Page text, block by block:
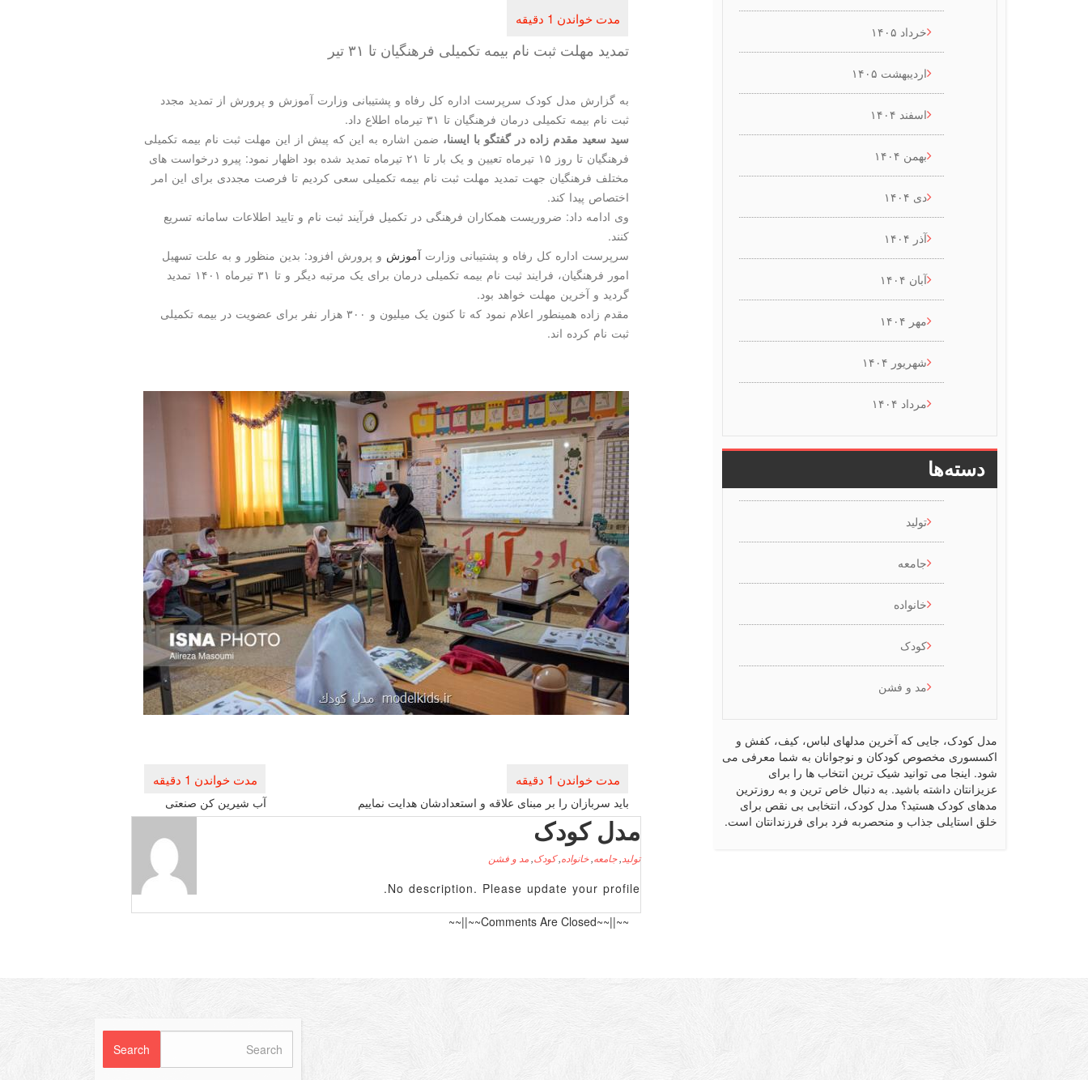
تمدید مهلت ثبت نام بیمه تکمیلی فرهنگیان تا ۳۱ تیر
به گزارش مدل کودک سرپرست اداره کل رفاه و پشتیبانی وزارت آموزش و پرورش از تمدید مجدد
ثبت نام بیمه تکمیلی درمان فرهنگیان تا ۳۱ تیرماه اطلاع داد.
سید سعید مقدم زاده در گفتگو با ایسنا، ضمن اشاره به این که پیش از این مهلت ثبت نام بیمه تکمیلی
فرهنگیان تا روز ۱۵ تیرماه تعیین و یک بار تا ۲۱ تیرماه تمدید شده بود اظهار نمود: پیرو درخواست های
مختلف فرهنگیان جهت تمدید مهلت ثبت نام بیمه تکمیلی سعی کردیم تا فرصت مجددی برای این امر
اختصاص پیدا کند.
وی ادامه داد: ضروریست همکاران فرهنگی در تکمیل فرآیند ثبت نام و تایید اطلاعات سامانه تسریع
کنند.
سرپرست اداره کل رفاه و پشتیبانی وزارتآموزش و پرورش افزود: بدین منظور و به علت تسهیل
امور فرهنگیان، فرایند ثبت نام بیمه تکمیلی درمان برای یک مرتبه دیگر و تا ۳۱ تیرماه ۱۴۰۱ تمدید
گردید و آخرین مهلت خواهد بود.
مقدم زاده همینطور اعلام نمود که تا کنون یک میلیون و ۳۰۰ هزار نفر برای عضویت در بیمه تکمیلی
ثبت نام کرده اند.
راهبری
نوشته آب شیرین کن صنعتی باید سربازان را بر مبنای علاقه و استعدادشان هدایت نماییم
مدل کودک
تولید ,جامعه,خانواده,کودک, مد و فشن
No description. Please update your profile.
~~||~~Comments Are Closed~~||~~
خرداد ۱۴۰۵
اردیبهشت ۱۴۰۵
اسفند ۱۴۰۴
بهمن ۱۴۰۴
دی ۱۴۰۴
آذر ۱۴۰۴
آبان ۱۴۰۴
مهر ۱۴۰۴
شهریور ۱۴۰۴
مرداد ۱۴۰۴
دسته‌ها
تولید
جامعه
خانواده
کودک
مد و فشن
مدل کودک، جایی که آخرین مدلهای لباس، کیف، کفش و
اکسسوری مخصوص کودکان و نوجوانان به شما معرفی می
شود. اینجا می توانید شیک ترین انتخاب ها را برای
عزیزانتان داشته باشید. به دنبال خاص ترین و به روزترین
مدهای کودک هستید؟ مدل کودک، انتخابی بی نقص برای
خلق استایلی جذاب و منحصربه فرد برای فرزندانتان است.